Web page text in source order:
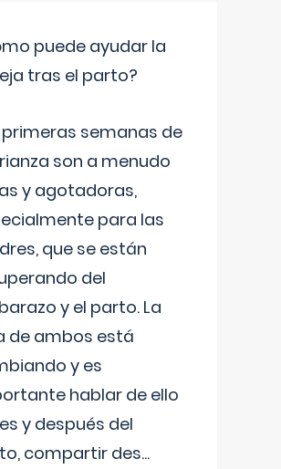
puede ayudar la
tras el parto?
primeras semanas de
son a menudo
y agotadoras,
para las
que se están
del
y el parto. La
de ambos está
y es
hablar de ello
y después del
compartir des...